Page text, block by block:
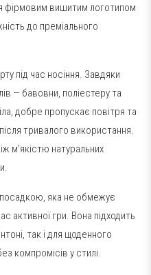
фірмовим вишитим логотипом
до преміального
під час носіння. Завдяки
— бавовни, поліестеру та
добре пропускає повітря та
тривалого використання.
м’якістю натуральних
яка не обмежує
активної гри. Вона підходить
так і для щоденного
компромісів у стилі.